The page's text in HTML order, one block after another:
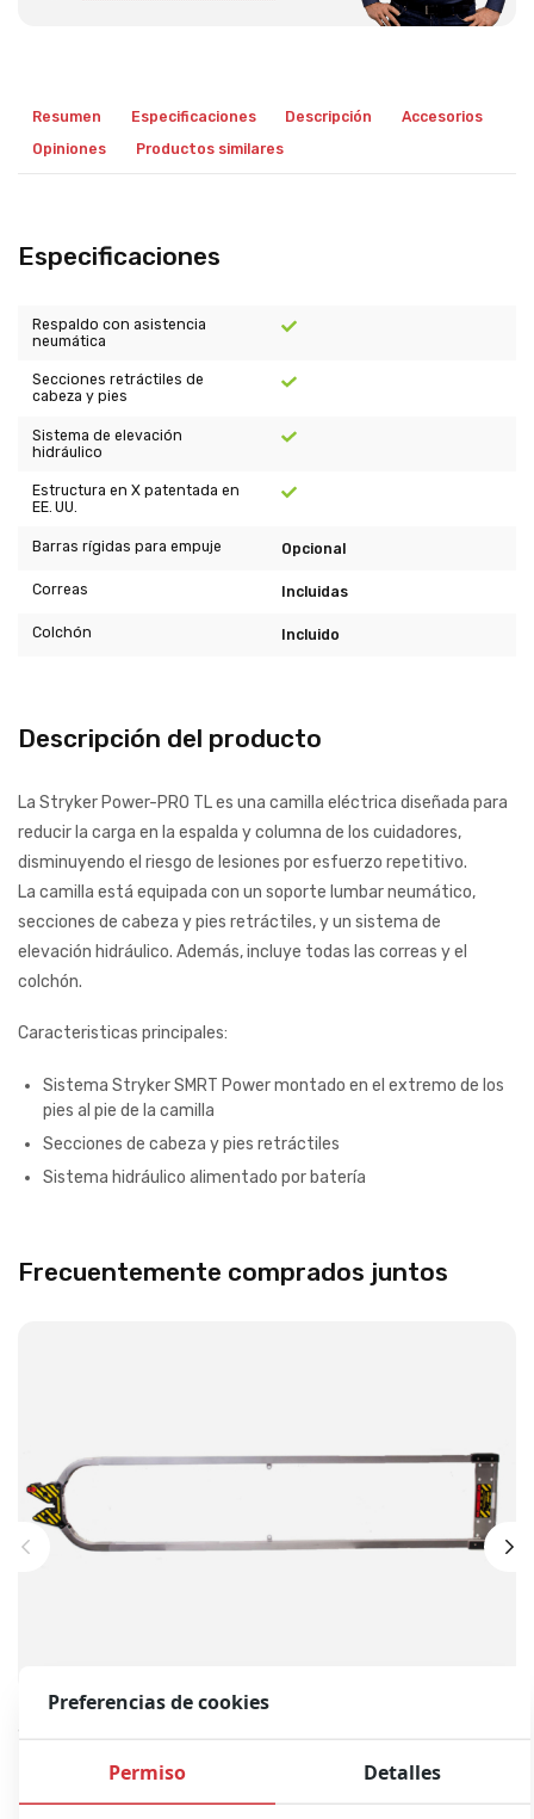
Resumen Especificaciones Descripción
Accesorios
Opiniones
Productos similares
Especificaciones
Respaldo con asistencia
neumática
Secciones retráctiles de
cabeza y pies
Sistema de elevación
hidráulico
Estructura en X patentada en
EE. UU.
Barras rígidas para empuje Opcional
Correas Incluidas
Colchón Incluido
Descripción del producto
La Stryker Power-PRO TL es una camilla eléctrica diseñada para
reducir la carga en la espalda y columna de los cuidadores,
disminuyendo el riesgo de lesiones por esfuerzo repetitivo.
La camilla está equipada con un soporte lumbar neumático,
secciones de cabeza y pies retráctiles, y un sistema de
elevación hidráulico. Además, incluye todas las correas y el
colchón.
Caracteristicas principales:
Sistema Stryker SMRT Power montado en el extremo de los
pies al pie de la camilla
Secciones de cabeza y pies retráctiles
Sistema hidráulico alimentado por batería
Frecuentemente comprados juntos
STRYKER M-1 Floor Fastener (New and used)
Preferencias de cookies
Permiso Detalles